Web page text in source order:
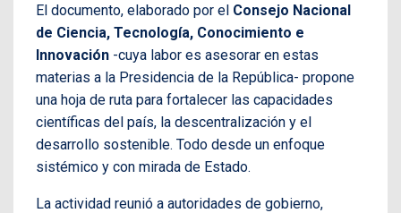
El documento, elaborado por el Consejo Nacional
de Ciencia, Tecnología, Conocimiento e
Innovación -cuya labor es asesorar en estas
materias a la Presidencia de la República- propone
una hoja de ruta para fortalecer las capacidades
científicas del país, la descentralización y el
desarrollo sostenible. Todo desde un enfoque
sistémico y con mirada de Estado.
La actividad reunió a autoridades de gobierno,